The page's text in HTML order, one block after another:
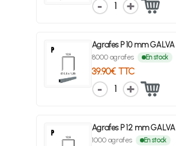
1
Agrafes P 10 mm GALVA
8000 agrafes En stock
39.90€ TTC
1
Agrafes P 12 mm GALVA
1000 agrafes En stock